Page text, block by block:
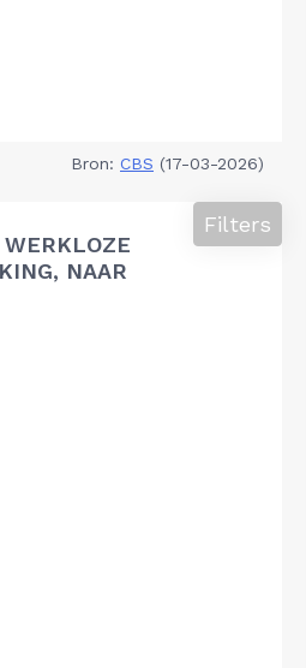
Bron: CBS (17-03-2026)
NAAR
Filters